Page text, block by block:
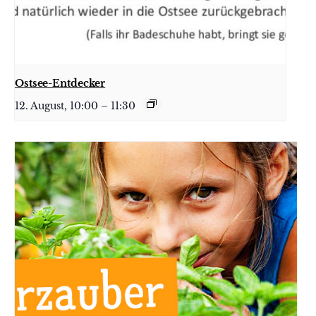
Ostsee-Entdecker
12. August, 10:00 – 11:30